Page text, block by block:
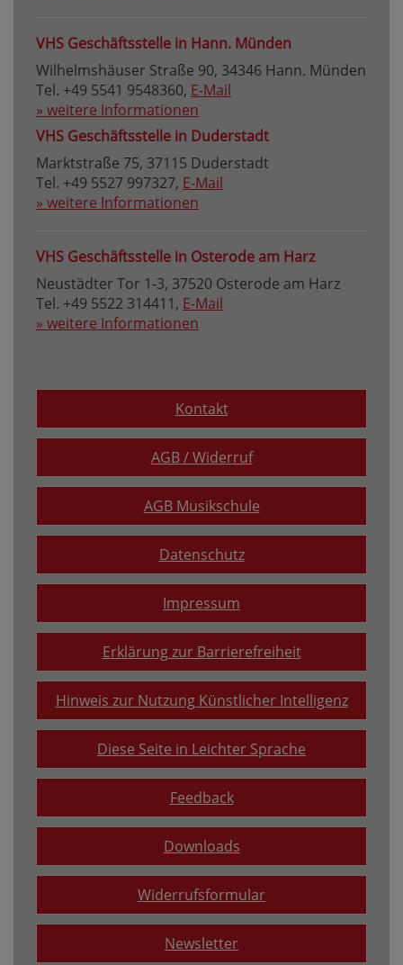
VHS Geschäftsstelle in Hann. Münden
Wilhelmshäuser Straße 90, 34346 Hann. Münden
Tel. +49 5541 9548360, E-Mail
» weitere Informationen
VHS Geschäftsstelle in Duderstadt
Marktstraße 75, 37115 Duderstadt
Tel. +49 5527 997327, E-Mail
» weitere Informationen
VHS Geschäftsstelle in Osterode am Harz
Neustädter Tor 1-3, 37520 Osterode am Harz
Tel. +49 5522 314411, E-Mail
» weitere Informationen
Kontakt
AGB / Widerruf
AGB Musikschule
Datenschutz
Impressum
Erklärung zur Barrierefreiheit
Hinweis zur Nutzung Künstlicher Intelligenz
Diese Seite in Leichter Sprache
Feedback
Downloads
Widerrufsformular
Newsletter